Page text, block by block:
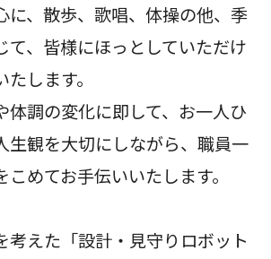
に、散歩、歌唱、体操の他、季
て、皆様にほっとしていただけ
します。
体調の変化に即して、お一人ひ
生観を大切にしながら、職員一
めてお手伝いいたします。
考えた「設計・見守りロボット